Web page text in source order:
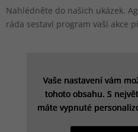
Nahlédněte do našich ukázek.
ráda sestaví program vaší akce
Vaše nastavení vám
tohoto obsahu. S
máte vypnuté
Vaše nastavení vám
tohoto obsahu. S
máte vypnuté
Vaše nastavení vám
tohoto obsahu. S
máte vypnuté
Vaše nastavení vám
tohoto obsahu. S
máte vypnuté
Vaše nastavení vám
tohoto obsahu. S
máte vypnuté
Vaše nastavení vám
tohoto obsahu. S
máte vypnuté